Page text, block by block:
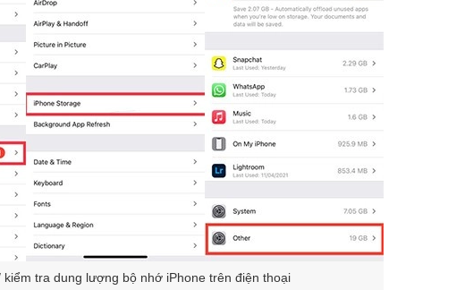
kiểm tra dung lượng bộ nhớ iPhone trên điện thoại